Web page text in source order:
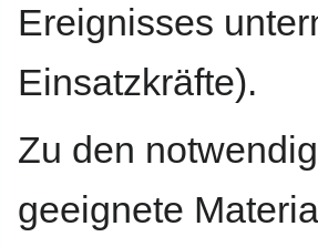
Ereignisses
Einsatzkräfte).
Zu den
geeignete